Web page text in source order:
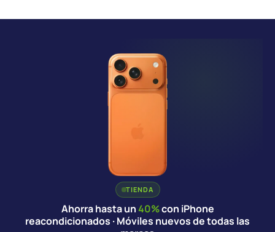
TIENDA
Ahorra hasta un40%con iPhone
reacondicionados · Móviles nuevos de todas las